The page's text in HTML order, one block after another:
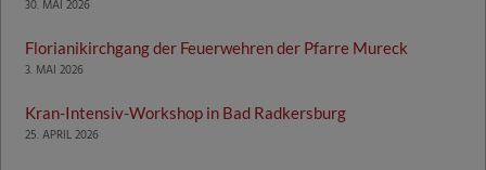
30. MAI 2026
Florianikirchgang der Feuerwehren der Pfarre Mureck
3. MAI 2026
Kran-Intensiv-Workshop in Bad Radkersburg
25. APRIL 2026